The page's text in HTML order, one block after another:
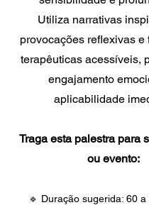
Utiliza narrativas
provocações reflexivas e
terapêuticas acessíveis,
engajamento
aplicabilidade
Traga esta palestra para
ou evento:
🔹 Duração sugerida: 60